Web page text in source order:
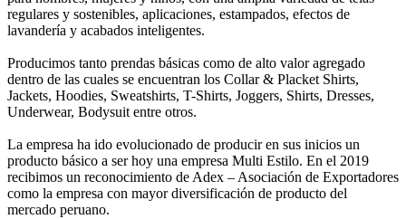
regulares y sostenibles, aplicaciones, estampados, efectos de
lavandería y acabados inteligentes.
Producimos tanto prendas básicas como de alto valor agregado
dentro de las cuales se encuentran los Collar & Placket Shirts,
Jackets, Hoodies, Sweatshirts, T-Shirts, Joggers, Shirts, Dresses,
Underwear, Bodysuit entre otros.
La empresa ha ido evolucionado de producir en sus inicios un
producto básico a ser hoy una empresa Multi Estilo. En el 2019
recibimos un reconocimiento de Adex – Asociación de Exportadores
como la empresa con mayor diversificación de producto del
mercado peruano.